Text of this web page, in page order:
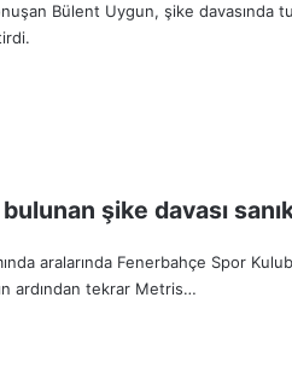
Bülent Uygun, şike davasında
şike davası
aralarında Fenerbahçe Spor
ardından tekrar Metris…